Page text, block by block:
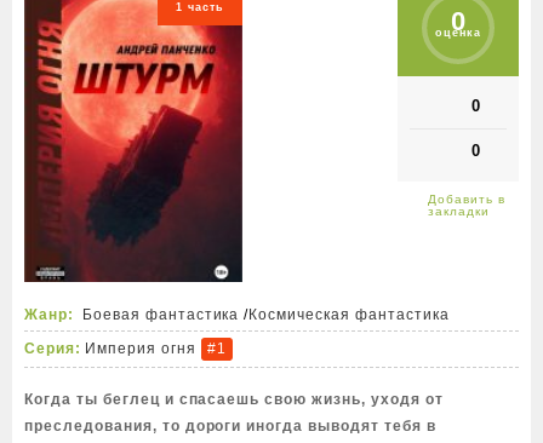
1 часть 0
оценка
0
0
Жанр: Боевая фантастика /Космическая фантастика
Серия: Империя огня #1
Когда ты беглец и спасаешь свою жизнь, уходя от
преследования, то дороги иногда выводят тебя в